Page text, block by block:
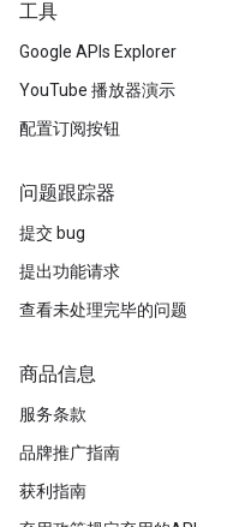
工具
Google APIs Explorer
YouTube 播放器演示
配置订阅按钮
问题跟踪器
提交 bug
提出功能请求
查看未处理完毕的问题
商品信息
服务条款
品牌推广指南
获利指南